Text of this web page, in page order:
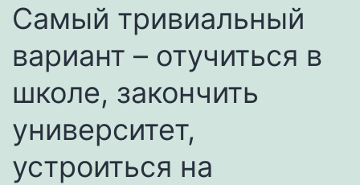
Самый тривиальный
вариант – отучиться в
школе, закончить
университет,
устроиться на